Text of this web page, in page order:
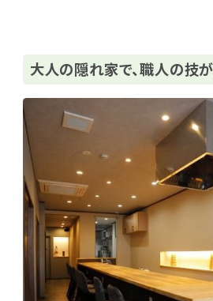
大人の隠れ家で、職人の技